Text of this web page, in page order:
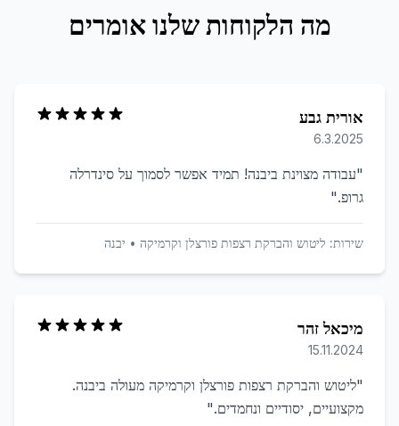
מה הלקוחות שלנו אומרים
אורית גבע
6.3.2025
"עבודה מצוינת ביבנה! תמיד אפשר לסמוך על סינדרלה
גרופ."
שירות: ליטוש והברקת רצפות פורצלן וקרמיקה • יבנה
מיכאל זהר
15.11.2024
"ליטוש והברקת רצפות פורצלן וקרמיקה מעולה ביבנה.
מקצועיים, יסודיים ונחמדים."